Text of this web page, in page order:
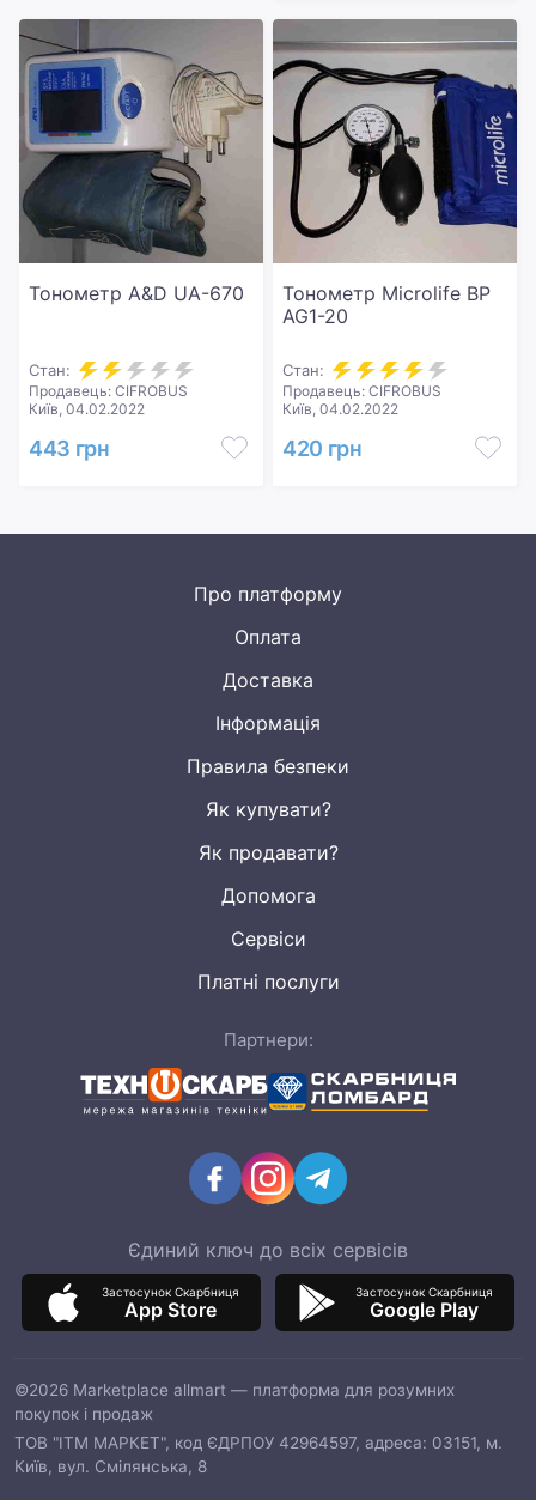
Тонометр A&D UA-670
Стан:
Продавець: CIFROBUS
Київ, 04.02.2022
443 грн
Тонометр Microlife BP
AG1-20
Стан:
Продавець: CIFROBUS
Київ, 04.02.2022
420 грн
Про платформу
Оплата
Доставка
Інформація
Правила безпеки
Як купувати?
Як продавати?
Допомога
Сервіси
Платні послуги
Партнери:
Єдиний ключ до всіх сервісів
Застосунок Скарбниця
App Store
Застосунок Скарбниця
Google Play
©2026 Marketplace allmart — платформа для розумних
покупок і продаж
ТОВ "ІТМ МАРКЕТ", код ЄДРПОУ 42964597, адреса: 03151, м.
Київ, вул. Смілянська, 8